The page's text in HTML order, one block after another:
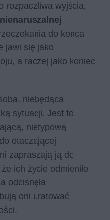
rozpaczliwa wyjścia,
do końca
jawi się jako
a raczej jako koniec
niebędąca
sytuacji. Jest to
nietypową
otaczającej
zapraszają ją do
ich życie odmieniło
odcisnęła
oni uratować